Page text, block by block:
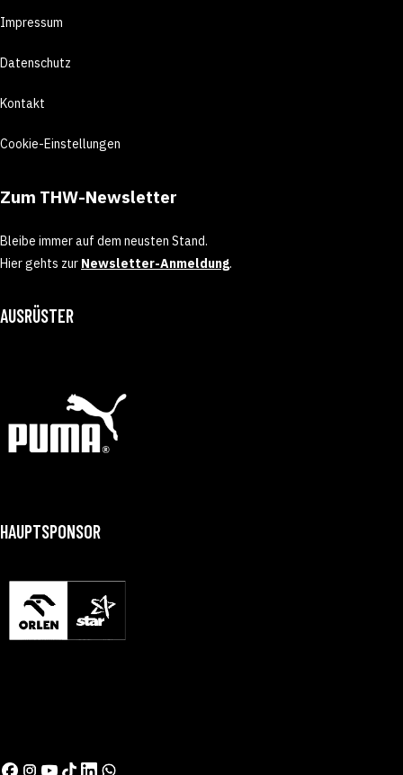
Impressum
Datenschutz
Kontakt
Cookie-Einstellungen
Zum THW-Newsletter
Bleibe immer auf dem neusten Stand.
Hier gehts zur Newsletter-Anmeldung.
AUSRÜSTER
HAUPTSPONSOR